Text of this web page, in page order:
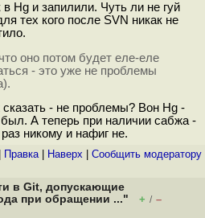
в Hg и запилили. Чуть ли не гуй
тех кого после SVN никак не
оно потом будет еле-еле
- это уже не проблемы
сказать - не проблемы? Вон Hg -
был. А теперь при наличии сабжа -
раз никому и нафиг не.
Правка| Наверх Cообщить модератору
в Git, допускающие
при обращении ..."
+ / –